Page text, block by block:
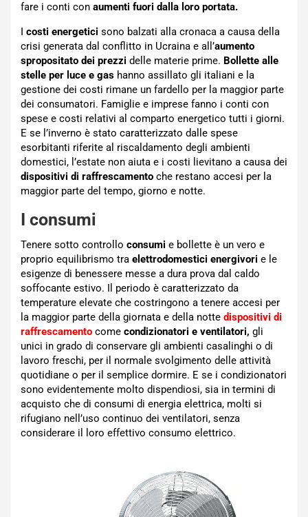
fare i conti con aumenti fuori dalla loro portata.
I costi energetici sono balzati alla cronaca a causa della
crisi generata dal conflitto in Ucraina e all’aumento
spropositato dei prezzi delle materie prime. Bollette alle
stelle per luce e gas hanno assillato gli italiani e la
gestione dei costi rimane un fardello per la maggior parte
dei consumatori. Famiglie e imprese fanno i conti con
spese e costi relativi al comparto energetico tutti i giorni.
E se l’inverno è stato caratterizzato dalle spese
esorbitanti riferite al riscaldamento degli ambienti
domestici, l’estate non aiuta e i costi lievitano a causa dei
dispositivi di raffrescamento che restano accesi per la
maggior parte del tempo, giorno e notte.
I consumi
Tenere sotto controllo consumi e bollette è un vero e
proprio equilibrismo tra elettrodomestici energivori e le
esigenze di benessere messe a dura prova dal caldo
soffocante estivo. Il periodo è caratterizzato da
temperature elevate che costringono a tenere accesi per
la maggior parte della giornata e della notte dispositivi di
raffrescamento come condizionatori e ventilatori, gli
unici in grado di conservare gli ambienti casalinghi o di
lavoro freschi, per il normale svolgimento delle attività
quotidiane o per il semplice dormire. E se i condizionatori
sono evidentemente molto dispendiosi, sia in termini di
acquisto che di consumi di energia elettrica, molti si
rifugiano nell’uso continuo dei ventilatori, senza
considerare il loro effettivo consumo elettrico.